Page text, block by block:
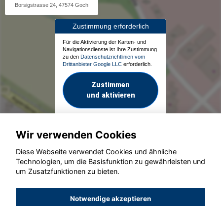
Borsigstrasse 24, 47574 Goch
Zustimmung erforderlich
Für die Aktivierung der Karten- und
Navigationsdienste ist Ihre Zustimmung
zu den Datenschutzrichtlinien vom
Drittanbieter Google LLC erforderlich.
Zustimmen
und aktivieren
© konjunkturmotor.de GmbH 2020 - 2026
Wir verwenden Cookies
Diese Webseite verwendet Cookies und ähnliche
Technologien, um die Basisfunktion zu gewährleisten und
um Zusatzfunktionen zu bieten.
Notwendige akzeptieren